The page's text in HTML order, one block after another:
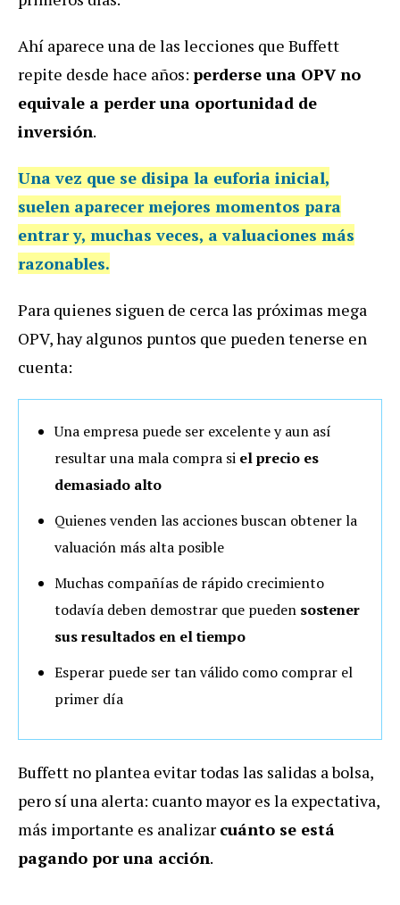
Ahí aparece una de las lecciones que Buffett
repite desde hace años: perderse una OPV no
equivale a perder una oportunidad de
inversión.
Una vez que se disipa la euforia inicial,
suelen aparecer mejores momentos para
entrar y, muchas veces, a valuaciones más
razonables.
Para quienes siguen de cerca las próximas mega
OPV, hay algunos puntos que pueden tenerse en
cuenta:
Una empresa puede ser excelente y aun así
resultar una mala compra si el precio es
demasiado alto
Quienes venden las acciones buscan obtener la
valuación más alta posible
Muchas compañías de rápido crecimiento
todavía deben demostrar que pueden sostener
sus resultados en el tiempo
Esperar puede ser tan válido como comprar el
primer día
Buffett no plantea evitar todas las salidas a bolsa,
pero sí una alerta: cuanto mayor es la expectativa,
más importante es analizar cuánto se está
pagando por una acción.